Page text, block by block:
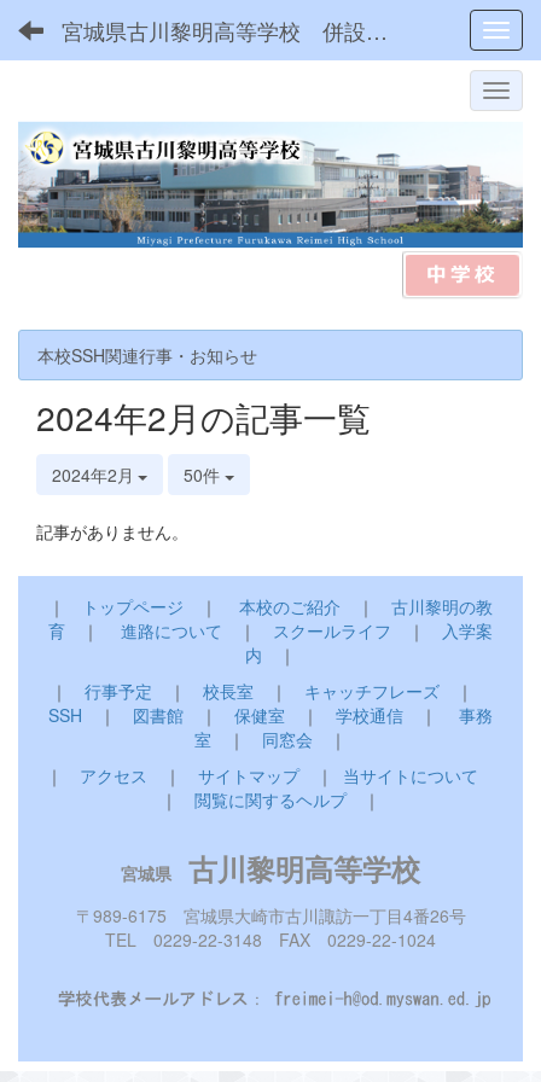
宮城県古川黎明高等学校 併設型中高一貫
本校SSH関連行事・お知らせ
2024年2月の記事一覧
2024年2月 50件
記事がありません。
｜ トップページ ｜ 本校のご紹介 ｜ 古川黎明の教
育 ｜ 進路について ｜ スクールライフ ｜ 入学案
内 ｜
｜ 行事予定 ｜ 校長室 ｜ キャッチフレーズ ｜
SSH ｜ 図書館 ｜ 保健室 ｜ 学校通信 ｜ 事務
室 ｜ 同窓会 ｜
｜ アクセス ｜ サイトマップ｜ 当サイトについて
｜ 閲覧に関するヘルプ｜
宮城県 古川黎明高等学校
〒989-6175 宮城県大崎市古川諏訪一丁目4番26号
TEL 0229-22-3148 FAX 0229-22-1024